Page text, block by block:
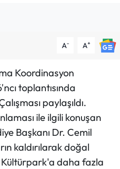
A- A+
Koordinasyon
toplantısında
paylaşıldı.
ile ilgili konuşan
Başkanı Dr. Cemil
kaldırılarak doğal
Kültürpark'a daha fazla